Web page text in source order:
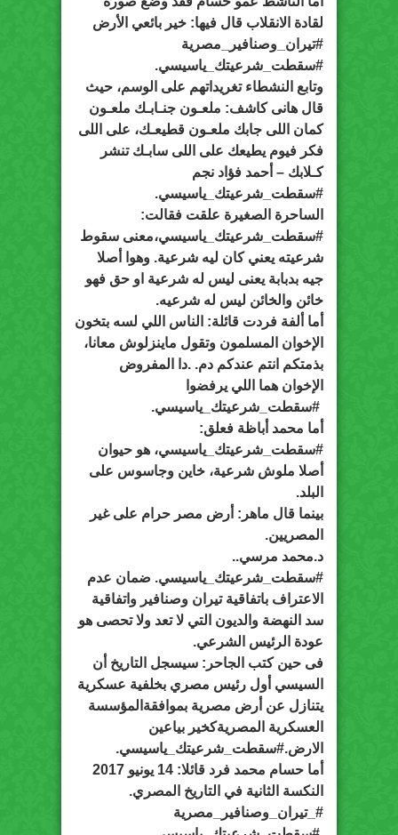
لقادة الانقلاب قال فيها: خير بائعي الأرض
#تيران_وصنافير_مصرية
#سقطت_شرعيتك_ياسيسي.
وتابع النشطاء تغريداتهم على الوسم، حيث
قال هانى كاشف: ملعـون جنـابـك ملعـون
كمان اللى جابك ملعـون قطيعـك، على اللى
فكر فيوم يطيعك على اللى سابـك تنشر
كـلابك – أحمد فؤاد نجم
#سقطت_شرعيتك_ياسيسي.
الساحرة الصغيرة علقت فقالت:
#سقطت_شرعيتك_ياسيسي،معنى سقوط
شرعيته يعني كان ليه شرعية. وهوا أصلا
جيه بدبابة يعنى ليس له شرعية او حق فهو
خائن والخائن ليس له شرعيه.
أما ألفة فردت قائلة: الناس اللي لسه بتخون
الإخوان المسلمون وتقول ماينزلوش معانا،
بذمتكم انتم عندكم دم. .دا المفروض
الإخوان هما اللي يرفضوا
#سقطت_شرعيتك_ياسيسي.
أما محمد أباظة فعلق:
#سقطت_شرعيتك_ياسيسي، هو حيوان
أصلا ملوش شرعية، خاين وجاسوس على
البلد.
بينما قال ماهر: أرض مصر حرام على غير
المصريين.
د.محمد مرسي..
#سقطت_شرعيتك_ياسيسي. ضمان عدم
الاعتراف باتفاقية تيران وصنافير واتفاقية
سد النهضة والديون التي لا تعد ولا تحصى هو
عودة الرئيس الشرعي.
فى حين كتب الجاحر: سيسجل التاريخ أن
السيسي أول رئيس مصري بخلفية عسكرية
يتنازل عن أرض مصرية بموافقةالمؤسسة
العسكرية المصريةكخير بياعين
الارض.#سقطت_شرعيتك_ياسيسي.
أما حسام محمد فرد قائلا: 14 يونيو 2017
النكسة الثانية في التاريخ المصري.
#_تيران_وصنافير_مصرية